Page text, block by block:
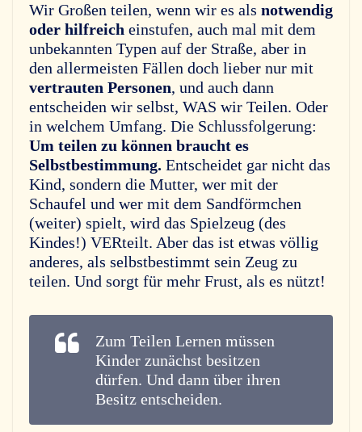
Wir Großen teilen, wenn wir es als notwendig
oder hilfreich einstufen, auch mal mit dem
unbekannten Typen auf der Straße, aber in
den allermeisten Fällen doch lieber nur mit
vertrauten Personen, und auch dann
entscheiden wir selbst, WAS wir Teilen. Oder
in welchem Umfang. Die Schlussfolgerung:
Um teilen zu können braucht es
Selbstbestimmung. Entscheidet gar nicht das
Kind, sondern die Mutter, wer mit der
Schaufel und wer mit dem Sandförmchen
(weiter) spielt, wird das Spielzeug (des
Kindes!) VERteilt. Aber das ist etwas völlig
anderes, als selbstbestimmt sein Zeug zu
teilen. Und sorgt für mehr Frust, als es nützt!
Zum Teilen Lernen müssen
Kinder zunächst besitzen
dürfen. Und dann über ihren
Besitz entscheiden.